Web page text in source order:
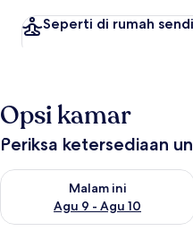
Seperti di rumah
Opsi kamar
Periksa ketersediaan
Malam ini
Agu 9 - Agu 10
Periksa ketersediaan untuk